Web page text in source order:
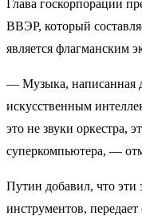
Глава госкорпорации
ВВЭР, который
является флагманским
— Музыка, написанная
искусственным
это не звуки оркестра,
суперкомпьютера, —
Путин добавил, что эти
инструментов,